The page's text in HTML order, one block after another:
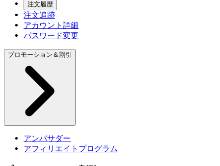
注文履歴
注文追跡
アカウント詳細
パスワード変更
プロモーション＆割引
アンバサダー
アフィリエイトプログラム